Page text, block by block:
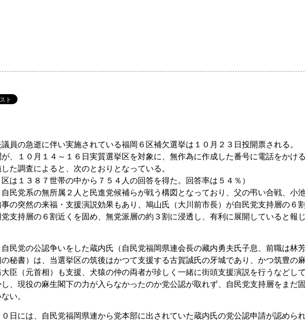
員の急逝に伴い実施されている福岡６区補欠選挙は１０月２３日投開票される。
、１０月１４～１６日実質選挙区を対象に、無作為に作成した番号に電話をかけ
た調査によると、次のとおりとなっている。
区は１３８７世帯の中から７５４人の回答を得た。回答率は５４％）
民党系の無所属２人と民進党候補らが戦う構図となっており、父の弔い合戦、小
の突然の来福・支援演説効果もあり、鳩山氏（大川前市長）が自民党支持層の６
党支持層の６割近くを固め、無党派層の約３割に浸透し、有利に展開していると報
民党の公認争いをした蔵内氏（自民党福岡県連会長の藏内勇夫氏子息、前職は林
秘書）は、当選挙区の筑後はかつて支援する古賀誠氏の牙城であり、かつ筑豊の
臣（元首相）も支援、犬猿の仲の両者が珍しく一緒に街頭支援演説を行うなどし
し、現役の麻生閣下の力が入らなかったのか党公認が取れず、自民党支持層をまだ
い。
０日には、自民党福岡県連から党本部に出されていた蔵内氏の党公認申請が認めら